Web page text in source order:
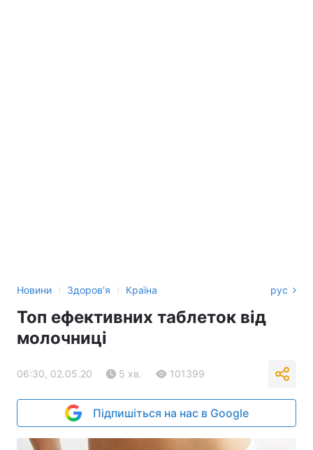
Новини › Здоров'я › Країна рус
Топ ефективних таблеток від
молочниці
06:30, 02.05.20 5 хв. 101399
Підпишіться на нас в Google